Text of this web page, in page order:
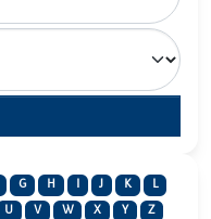
G H J K L
U V W X Y Z